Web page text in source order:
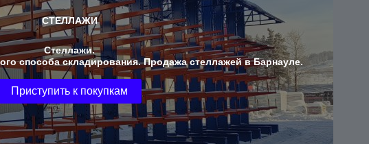
СТЕЛЛАЖИ
Стеллажи.
способа складирования. Продажа стеллажей в Барнауле.
Приступить к покупкам